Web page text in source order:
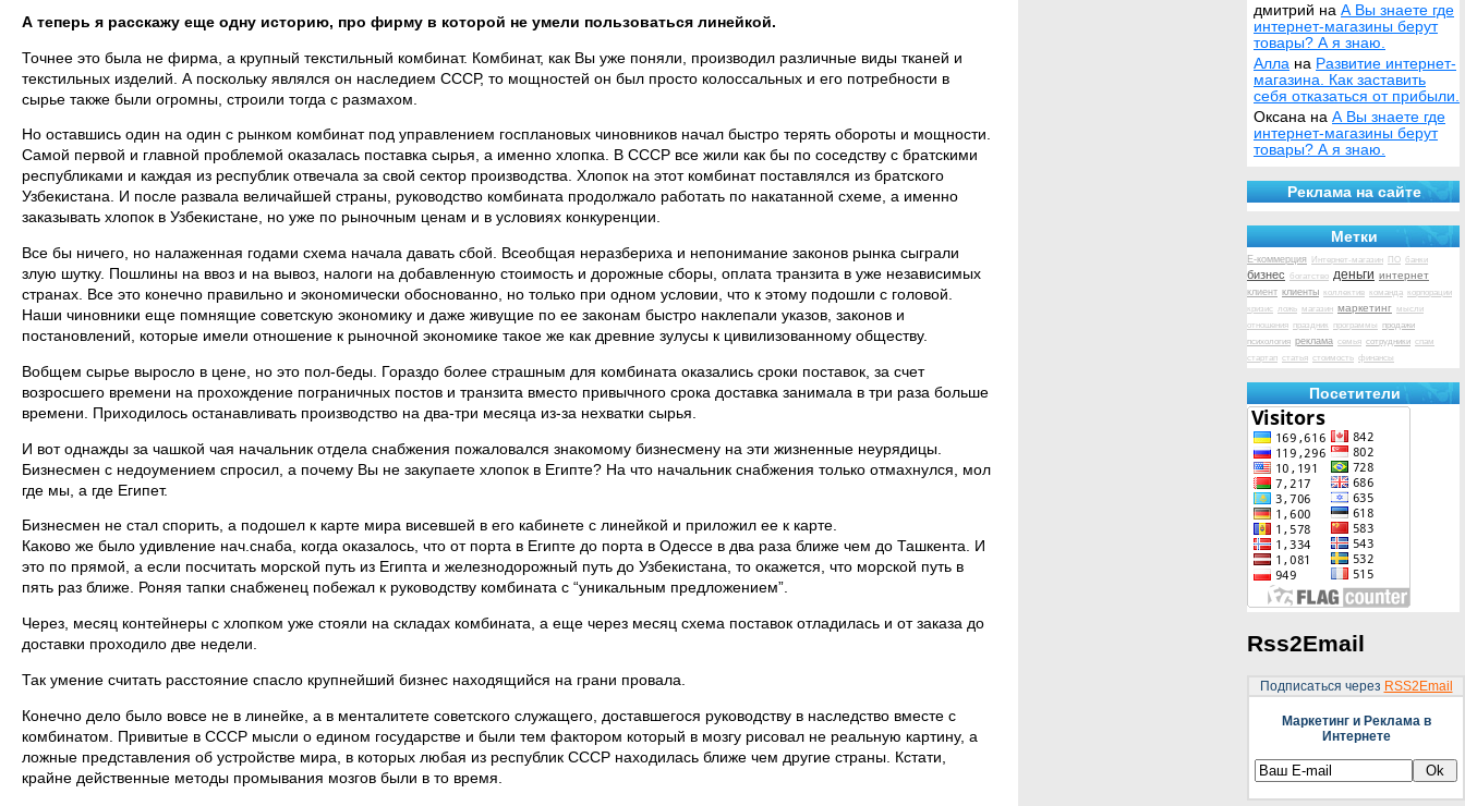
А теперь я расскажу еще одну историю, про фирму в которой не умели пользоваться линейкой.
Точнее это была не фирма, а крупный текстильный комбинат. Комбинат, как Вы уже поняли, производил различные виды тканей и
текстильных изделий. А поскольку являлся он наследием СССР, то мощностей он был просто колоссальных и его потребности в
сырье также были огромны, строили тогда с размахом.
Но оставшись один на один с рынком комбинат под управлением госплановых чиновников начал быстро терять обороты и мощности.
Самой первой и главной проблемой оказалась поставка сырья, а именно хлопка. В СССР все жили как бы по соседству с братскими
республиками и каждая из республик отвечала за свой сектор производства. Хлопок на этот комбинат поставлялся из братского
Узбекистана. И после развала величайшей страны, руководство комбината продолжало работать по накатанной схеме, а именно
заказывать хлопок в Узбекистане, но уже по рыночным ценам и в условиях конкуренции.
Все бы ничего, но налаженная годами схема начала давать сбой. Всеобщая неразбериха и непонимание законов рынка сыграли
злую шутку. Пошлины на ввоз и на вывоз, налоги на добавленную стоимость и дорожные сборы, оплата транзита в уже независимых
странах. Все это конечно правильно и экономически обоснованно, но только при одном условии, что к этому подошли с головой.
Наши чиновники еще помнящие советскую экономику и даже живущие по ее законам быстро наклепали указов, законов и
постановлений, которые имели отношение к рыночной экономике такое же как древние зулусы к цивилизованному обществу.
Вобщем сырье выросло в цене, но это пол-беды. Гораздо более страшным для комбината оказались сроки поставок, за счет
возросшего времени на прохождение пограничных постов и транзита вместо привычного срока доставка занимала в три раза больше
времени. Приходилось останавливать производство на два-три месяца из-за нехватки сырья.
И вот однажды за чашкой чая начальник отдела снабжения пожаловался знакомому бизнесмену на эти жизненные неурядицы.
Бизнесмен с недоумением спросил, а почему Вы не закупаете хлопок в Египте? На что начальник снабжения только отмахнулся, мол
где мы, а где Египет.
Бизнесмен не стал спорить, а подошел к карте мира висевшей в его кабинете с линейкой и приложил ее к карте.
Каково же было удивление нач.снаба, когда оказалось, что от порта в Египте до порта в Одессе в два раза ближе чем до Ташкента. И
это по прямой, а если посчитать морской путь из Египта и железнодорожный путь до Узбекистана, то окажется, что морской путь в
пять раз ближе. Роняя тапки снабженец побежал к руководству комбината с “уникальным предложением”.
Через, месяц контейнеры с хлопком уже стояли на складах комбината, а еще через месяц схема поставок отладилась и от заказа до
доставки проходило две недели.
Так умение считать расстояние спасло крупнейший бизнес находящийся на грани провала.
Конечно дело было вовсе не в линейке, а в менталитете советского служащего, доставшегося руководству в наследство вместе с
комбинатом. Привитые в СССР мысли о едином государстве и были тем фактором который в мозгу рисовал не реальную картину, а
ложные представления об устройстве мира, в которых любая из республик СССР находилась ближе чем другие страны. Кстати,
крайне действенные методы промывания мозгов были в то время.
дмитрий на А Вы знаете где
интернет-магазины берут
товары? А я знаю.
Алла на Развитие интернет-
магазина. Как заставить
себя отказаться от прибыли.
Оксана на А Вы знаете где
интернет-магазины берут
товары? А я знаю.
Реклама на сайте
Метки
Е-коммерция Интернет-магазин ПО банки
бизнес богатство деньги интернет
клиент клиенты коллектив команда корпорации
кризис
ложь магазин маркетинг мысли
отношения праздник программы продажи
психология реклама семья сотрудники спам
стартап статья стоимость финансы
Посетители
Rss2Email
Подписаться через RSS2Email
Маркетинг и Реклама в
Интернете